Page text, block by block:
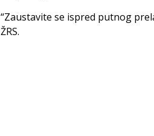
“Zaustavite se ispred putnog
ŽRS.